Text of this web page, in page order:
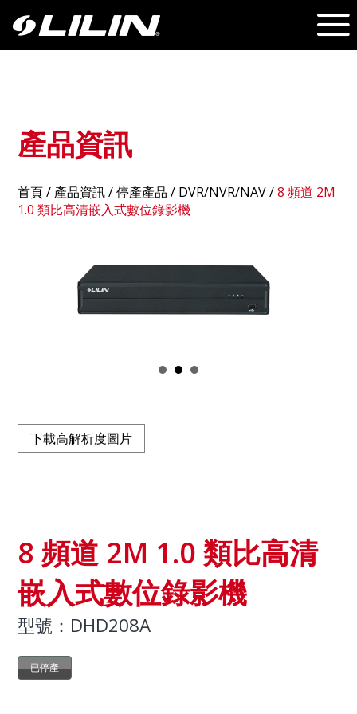
產品資訊
首頁/產品資訊/ 停產產品 / DVR/NVR/NAV/8 頻道 2M
1.0 類比高清嵌入式數位錄影機
下載高解析度圖片
8 頻道 2M 1.0 類比高清
嵌入式數位錄影機
型號：DHD208A
已停產